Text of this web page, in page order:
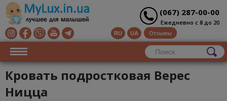
(067) 287-00-00
Ежедневно с 8 до 20
RU UA Отзывы
Кровать подростковая Верес
Ницца